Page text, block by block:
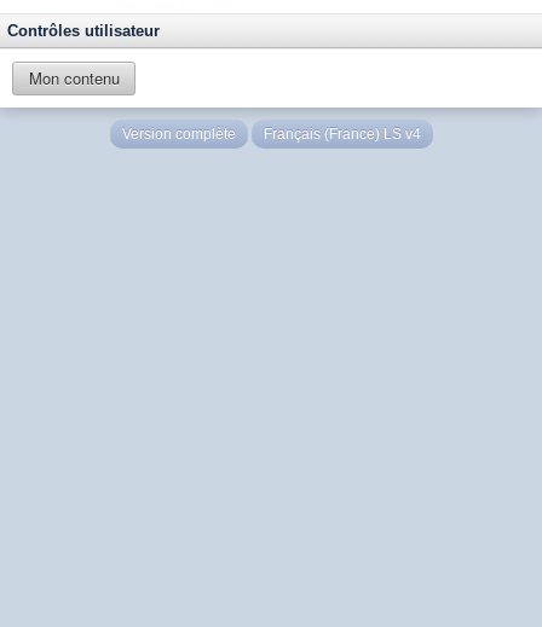
Contrôles utilisateur
Mon contenu
Version complète Français (France) LS v4